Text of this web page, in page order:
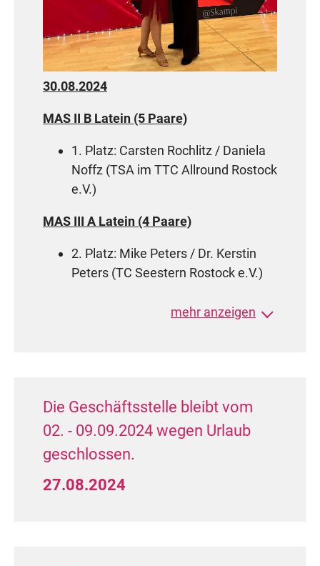
30.08.2024
MAS II B Latein (5 Paare)
1. Platz: Carsten Rochlitz / Daniela
Noffz (TSA im TTC Allround Rostock
e.V.)
MAS III A Latein (4 Paare)
2. Platz: Mike Peters / Dr. Kerstin
Peters (TC Seestern Rostock e.V.)
e.V.)
Herzlichen Glückwunsch!
mehr anzeigen
Die Geschäftsstelle bleibt vom
02. - 09.09.2024 wegen Urlaub
geschlossen.
27.08.2024